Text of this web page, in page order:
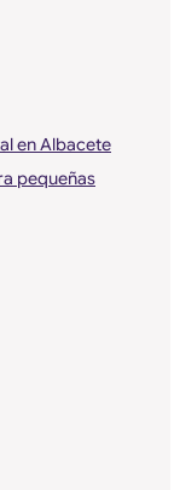
en Albacete
pequeñas